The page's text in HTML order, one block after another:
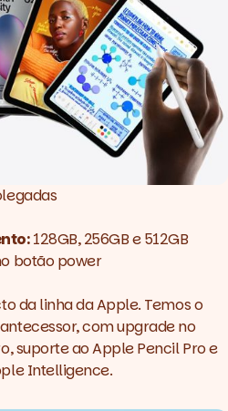
128GB, 256GB e 512GB
botão power
da linha da Apple. Temos o
com upgrade no
suporte ao Apple Pencil Pro e
Intelligence.